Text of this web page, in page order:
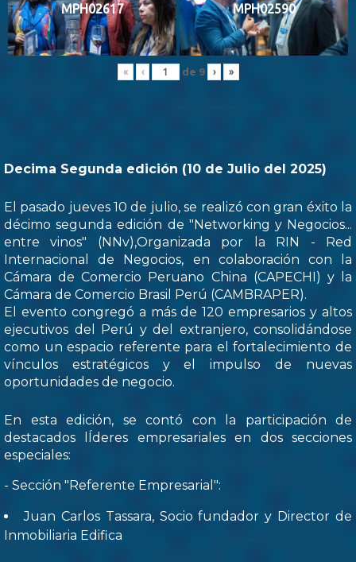
MPH02617 MPH02590
« ‹ de 9 › »
Decima Segunda edición (10 de Julio del 2025)
El pasado jueves 10 de julio, se realizó con gran éxito la
décimo segunda edición de "Networking y Negocios...
entre vinos" (NNv),Organizada por la RIN - Red
Internacional de Negocios, en colaboración con la
Cámara de Comercio Peruano China (CAPECHI) y la
Cámara de Comercio Brasil Perú (CAMBRAPER).
El evento congregó a más de 120 empresarios y altos
ejecutivos del Perú y del extranjero, consolidándose
como un espacio referente para el fortalecimiento de
vínculos estratégicos y el impulso de nuevas
oportunidades de negocio.
En esta edición, se contó con la participación de
destacados lÍderes empresariales en dos secciones
especiales:
- Sección "Referente Empresarial":
Juan Carlos Tassara, Socio fundador y Director de
Inmobiliaria Edifica